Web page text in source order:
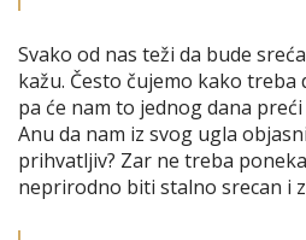
Svako od nas teži da bude
kažu. Često čujemo kako treba
pa će nam to jednog dana
Anu da nam iz svog ugla
prihvatljiv? Zar ne treba
neprirodno biti stalno srecan i